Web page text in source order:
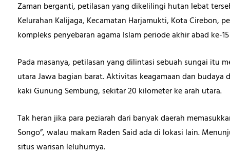
Zaman berganti, petilasan yang dikelilingi hutan lebat
Kelurahan Kalijaga, Kecamatan Harjamukti, Kota Cirebon,
kompleks penyebaran agama Islam periode akhir abad ke-
Pada masanya, petilasan yang dilintasi sebuah sungai itu
utara Jawa bagian barat. Aktivitas keagamaan dan
kaki Gunung Sembung, sekitar 20 kilometer ke arah utara.
Tak heran jika para peziarah dari banyak daerah
Songo”, walau makam Raden Said ada di lokasi lain.
situs warisan leluhurnya.